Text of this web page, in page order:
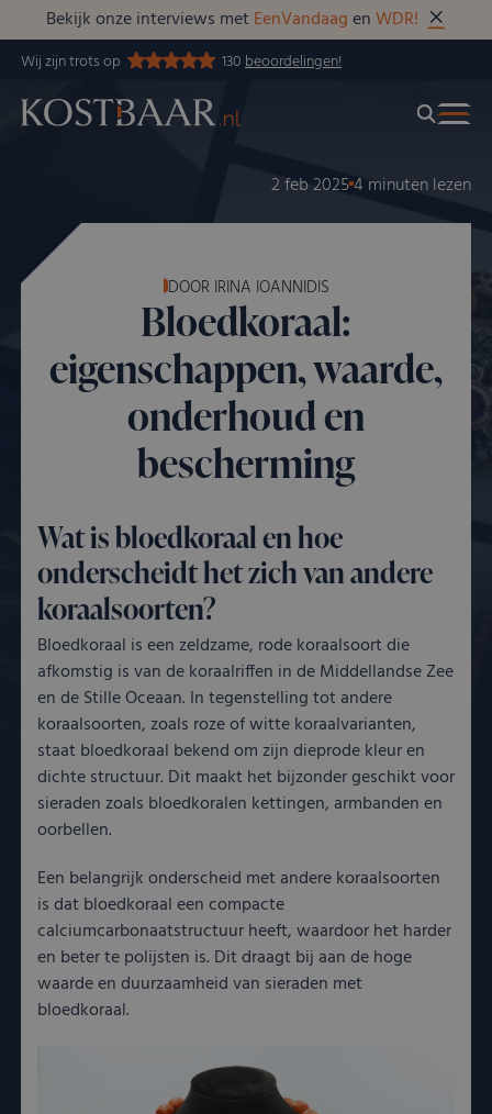
Bekijk onze interviews met EenVandaagenWDR!
Wij zijn trots op 130beoordelingen!
2 feb 20254 minuten lezen
DOOR IRINA IOANNIDIS
Bloedkoraal:
eigenschappen, waarde,
onderhoud en
bescherming
Wat is bloedkoraal en hoe
onderscheidt het zich van andere
koraalsoorten?
Bloedkoraal is een zeldzame, rode koraalsoort die
afkomstig is van de koraalriffen in de Middellandse Zee
en de Stille Oceaan. In tegenstelling tot andere
koraalsoorten, zoals roze of witte koraalvarianten,
staat bloedkoraal bekend om zijn dieprode kleur en
dichte structuur. Dit maakt het bijzonder geschikt voor
sieraden zoals bloedkoralen kettingen, armbanden en
oorbellen.
Een belangrijk onderscheid met andere koraalsoorten
is dat bloedkoraal een compacte
calciumcarbonaatstructuur heeft, waardoor het harder
en beter te polijsten is. Dit draagt bij aan de hoge
waarde en duurzaamheid van sieraden met
bloedkoraal.